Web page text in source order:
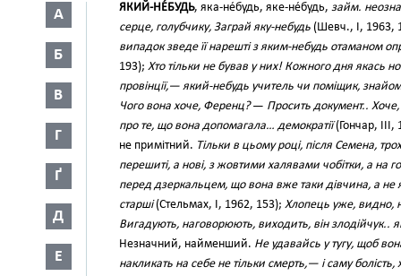
А
Б
В
Г
Ґ
Д
Е
ЯКИЙ-НЕ́БУДЬ, яка-не́будь, яке-не́будь, займ.
серце, голубчику, Заграй яку-небудь (Шевч., І, 1963,
випадок зведе її нарешті з яким-небудь отаманом
193); Хто тільки не бував у них! Кожного дня якась
провінції,— який-небудь учитель чи поміщик,
Чого вона хоче, Ференц?— Просить документ..
про те, що вона допомагала… демократії(Гончар, III,
не примітний. Тільки в цьому році, після Семена,
перешиті, а нові, з жовтими халявами чобітки, а на
перед дзеркальцем, що вона вже таки дівчина, а не
старші(Стельмах, І, 1962, 153); Хлопець уже, видно,
Вигадують, наговорюють, виходить, він злодійчук..
Незначний, найменший. Не удавайсь у тугу, щоб
накликать на себе не тільки смерть,— і саму болість,